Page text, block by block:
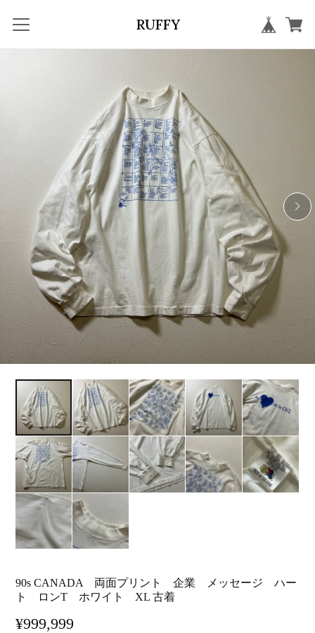
RUFFY
90s CANADA 両面プリント 企業 メッセージ ハー
ト ロンT ホワイト XL 古着
¥999,999